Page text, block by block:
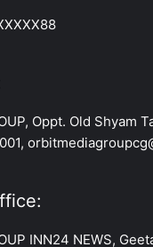
Oppt. Old Shyam
INN24 NEWS,